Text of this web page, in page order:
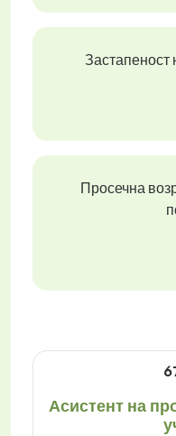
Застапеност
Просечна
Асистент на